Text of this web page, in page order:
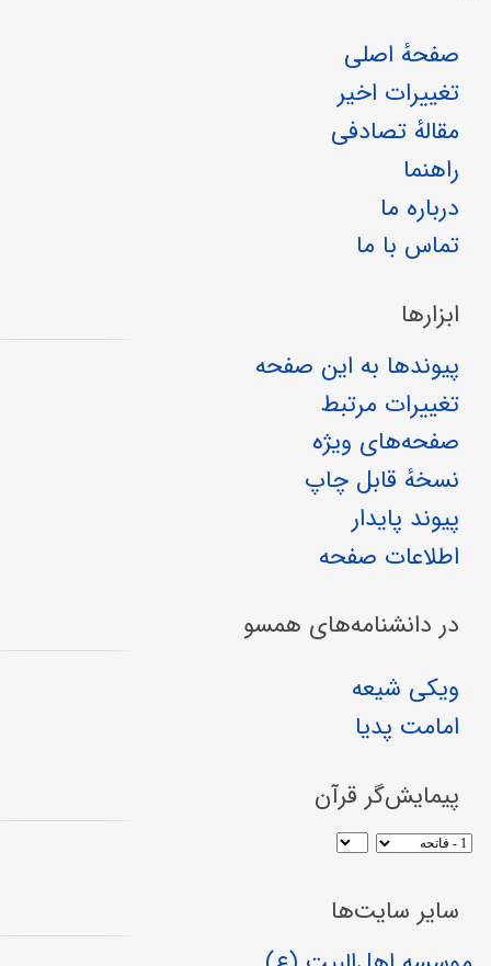
صفحهٔ اصلی
تغییرات اخیر
مقالهٔ تصادفی
راهنما
درباره ما
تماس با ما
ابزارها
پیوندها به این صفحه
تغییرات مرتبط
صفحه‌های ویژه
نسخهٔ قابل چاپ
پیوند پایدار
اطلاعات صفحه
در دانشنامه‌های همسو
ویکی شیعه
امامت پدیا
پیمایش‌گر قرآن
سایر سایت‌ها